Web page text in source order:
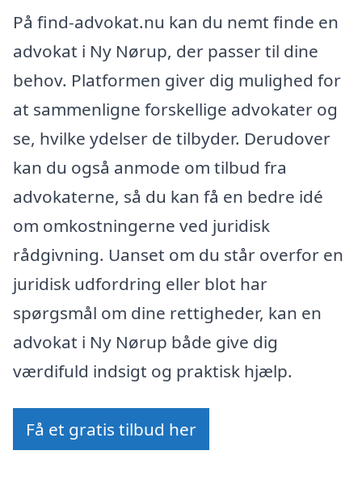
På find-advokat.nu kan du nemt finde en
advokat i Ny Nørup, der passer til dine
behov. Platformen giver dig mulighed for
at sammenligne forskellige advokater og
se, hvilke ydelser de tilbyder. Derudover
kan du også anmode om tilbud fra
advokaterne, så du kan få en bedre idé
om omkostningerne ved juridisk
rådgivning. Uanset om du står overfor en
juridisk udfordring eller blot har
spørgsmål om dine rettigheder, kan en
advokat i Ny Nørup både give dig
værdifuld indsigt og praktisk hjælp.
Få et gratis tilbud her